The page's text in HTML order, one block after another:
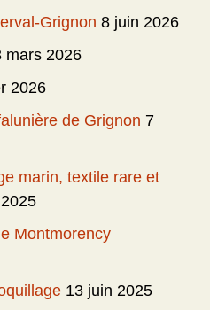
Grignon 8 juin 2026
mars 2026
2026
de Grignon 7
marin, textile rare et
Montmorency
13 juin 2025